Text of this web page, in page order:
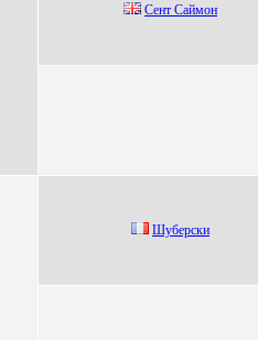
Ceнт Cаймoн
Шубеpски